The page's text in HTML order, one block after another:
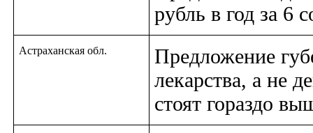
рубль в год за 6
Астраханская обл.
Предложение
лекарства, а не
стоят гораздо